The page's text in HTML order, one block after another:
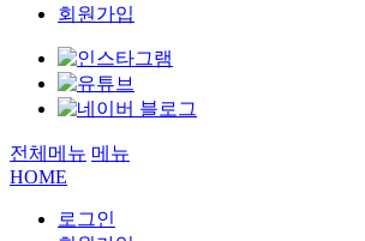
회원가입
전체메뉴 메뉴
HOME
로그인